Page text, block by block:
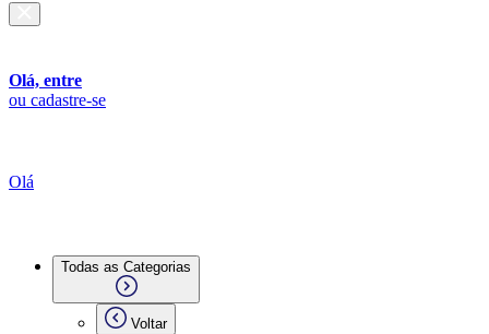
Olá, entre
ou cadastre-se
Olá
Todas as Categorias
Voltar